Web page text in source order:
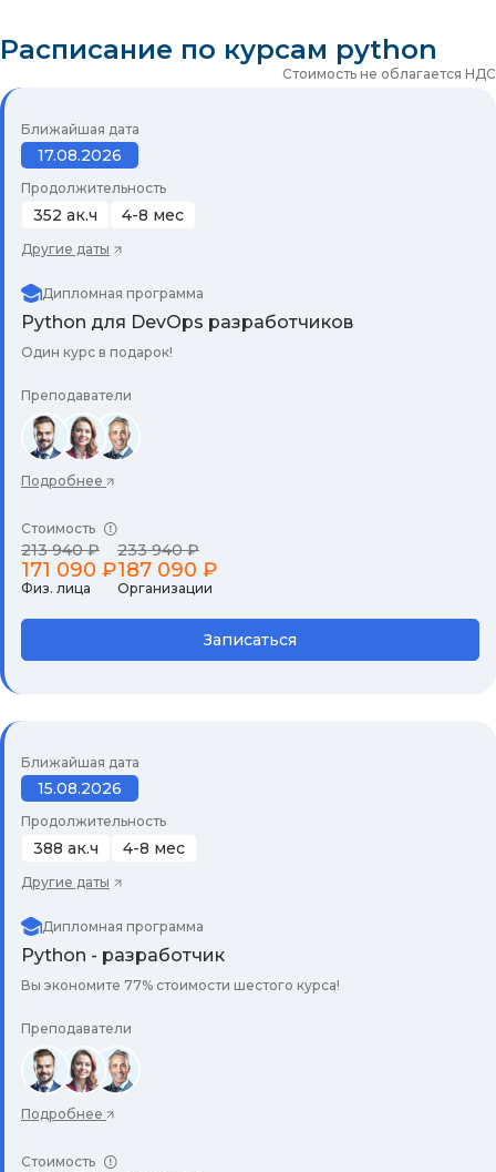
Расписание по курсам python
Стоимость не облагается НДС
Ближайшая дата
17.08.2026
Продолжительность
352 ак.ч 4-8 мес
Другие даты
Дипломная программа
Python для DevOps разработчиков
Один курс в подарок!
Преподаватели
Подробнее
Стоимость
213 940 ₽
171 090 ₽
Физ. лица
233 940 ₽
187 090 ₽
Организации
Записаться
Ближайшая дата
15.08.2026
Продолжительность
388 ак.ч 4-8 мес
Другие даты
Дипломная программа
Python - разработчик
Вы экономите 77% стоимости шестого курса!
Преподаватели
Подробнее
Стоимость